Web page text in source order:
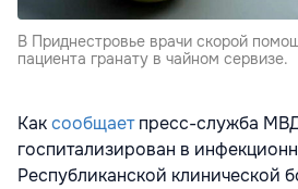
В Приднестровье врачи скорой
пациента гранату в чайном сервизе.
Каксообщает пресс-служба
госпитализирован в
Республиканской клинической